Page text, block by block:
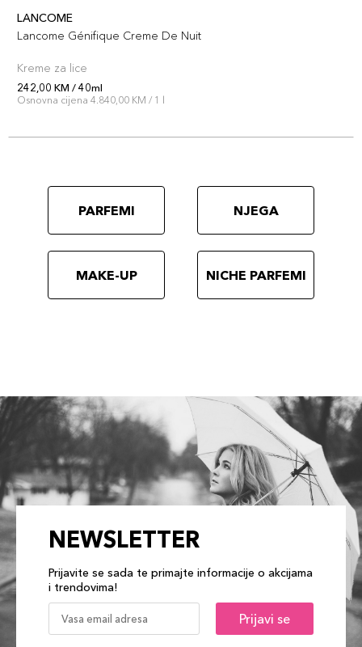
LANCOME
Lancome Génifique Creme De Nuit
Kreme za lice
242,00 KM / 40ml
Osnovna cijena 4.840,00 KM / 1 l
PARFEMI NJEGA
MAKE-UP NICHE PARFEMI
NEWSLETTER
Prijavite se sada te primajte informacije o akcijama
i trendovima!
Prijavi se